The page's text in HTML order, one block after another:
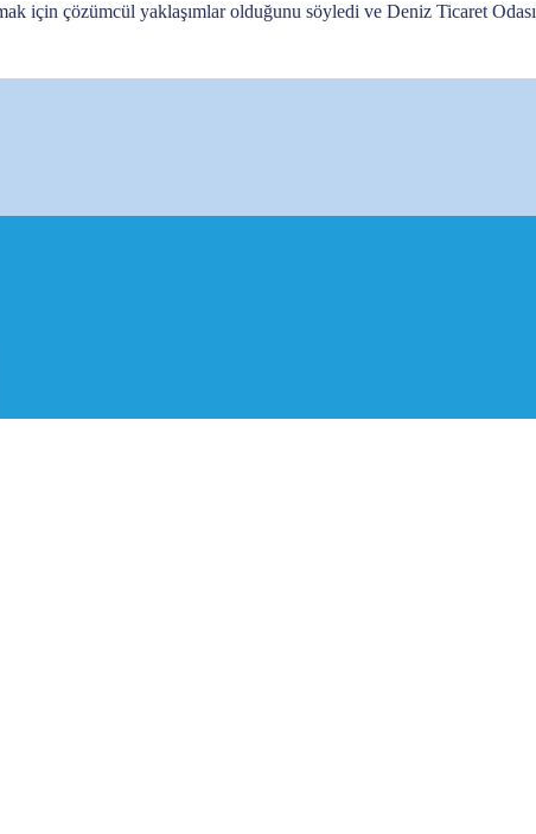
için çözümcül yaklaşımlar olduğunu söyledi ve Deniz Ticaret Odası